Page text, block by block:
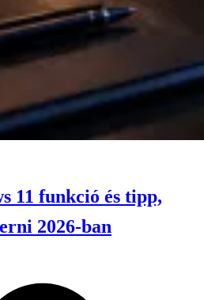
11 funkció és tipp,
2026-ban